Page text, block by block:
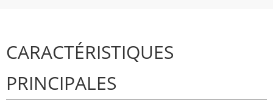
CARACTÉRISTIQUES
PRINCIPALES